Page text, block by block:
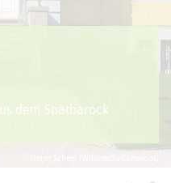
dem Spätbarock